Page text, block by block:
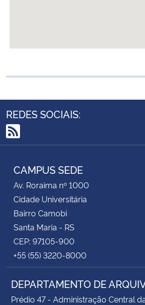
REDES SOCIAIS:
RSS
CAMPUS SEDE
Av. Roraima nº 1000
Cidade Universitária
Bairro Camobi
Santa Maria - RS
CEP: 97105-900
+55 (55) 3220-8000
DEPARTAMENTO DE
Prédio 47 - Administração Central